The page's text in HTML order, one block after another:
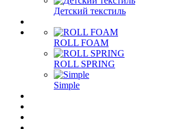
Детский текстиль
ROLL FOAM
ROLL SPRING
Simple